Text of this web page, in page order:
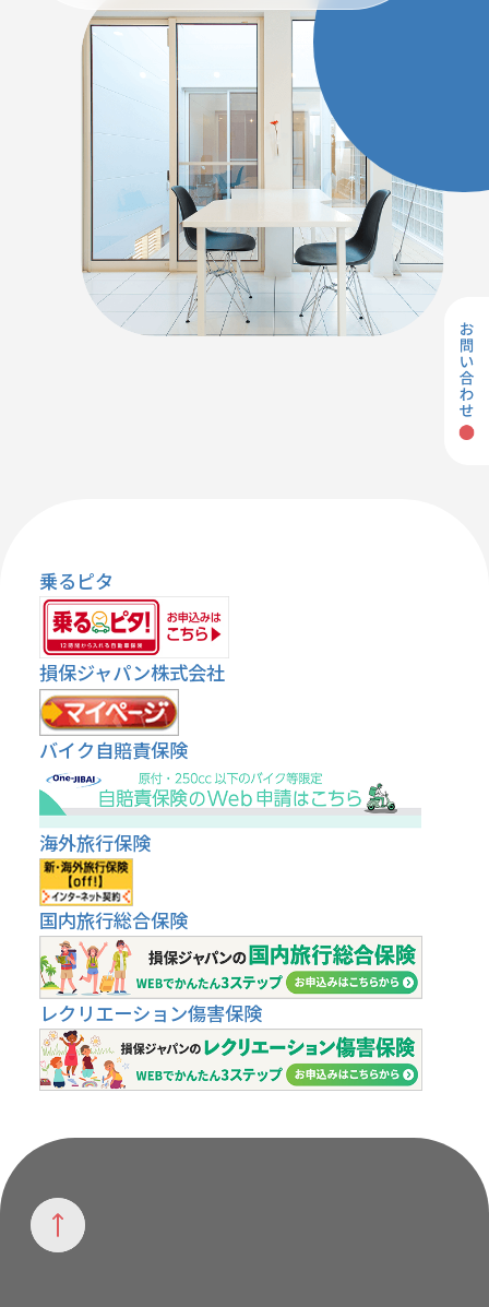
乗るピタ
損保ジャパン株式会社
バイク自賠責保険
海外旅行保険
国内旅行総合保険
レクリエーション傷害保険